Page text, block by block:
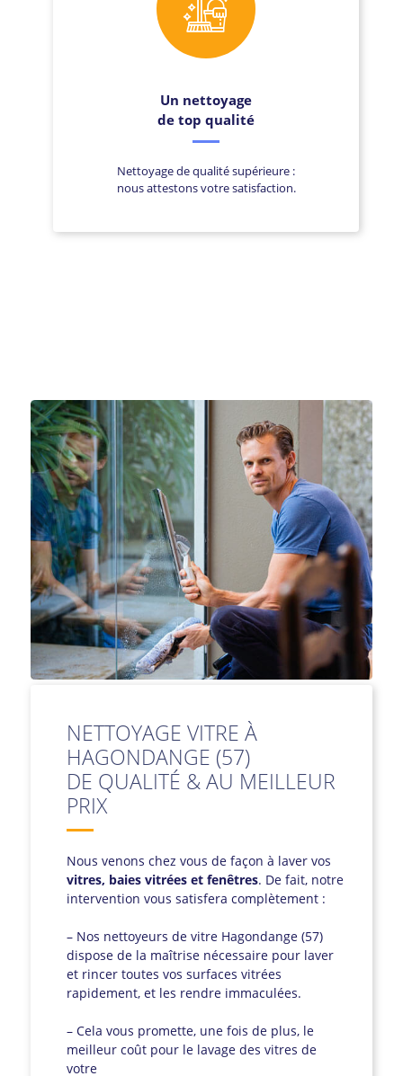
Un nettoyage
de top qualité
Nettoyage de qualité supérieure :
nous attestons votre satisfaction.
NETTOYAGE VITRE À
HAGONDANGE (57)
DE QUALITÉ & AU MEILLEUR
PRIX
Nous venons chez vous de façon à laver vos
vitres, baies vitrées et fenêtres. De fait, notre
intervention vous satisfera complètement :
– Nos nettoyeurs de vitre Hagondange (57)
dispose de la maîtrise nécessaire pour laver
et rincer toutes vos surfaces vitrées
rapidement, et les rendre immaculées.
– Cela vous promette, une fois de plus, le
meilleur coût pour le lavage des vitres de
votre